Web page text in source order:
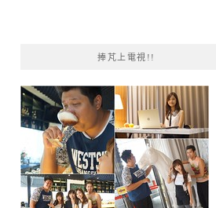
捧芃上電視!!